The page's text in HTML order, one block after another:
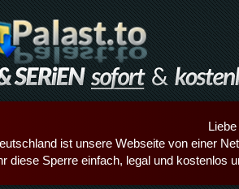
ist unsere Webseite von einer
diese Sperre einfach, legal und kostenlos